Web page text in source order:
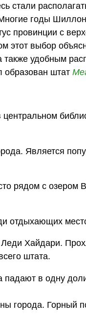
стали
годы
провинции с
этот выбор
удобным
образован штат
Является
рядом с озером
отдыхающих
Хайдари.
штата.
в одну
города. Горный